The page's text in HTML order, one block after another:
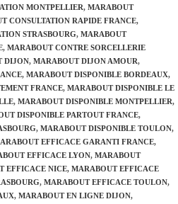
MONTPELLIER, MARABOUT
CONSULTATION RAPIDE FRANCE,
STRASBOURG, MARABOUT
, MARABOUT CONTRE SORCELLERIE
DIJON, MARABOUT DIJON AMOUR,
, MARABOUT DISPONIBLE BORDEAUX,
FRANCE, MARABOUT DISPONIBLE LE
, MARABOUT DISPONIBLE MONTPELLIER,
DISPONIBLE PARTOUT FRANCE,
, MARABOUT DISPONIBLE TOULON,
EFFICACE GARANTI FRANCE,
EFFICACE LYON, MARABOUT
EFFICACE NICE, MARABOUT EFFICACE
, MARABOUT EFFICACE TOULON,
, MARABOUT EN LIGNE DIJON,